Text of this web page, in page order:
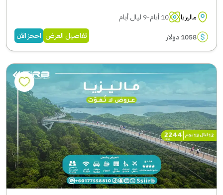
ماليزيا
10 أيام-9 ليال أيام
1058 دولار
تفاصيل العرض احجز الآن